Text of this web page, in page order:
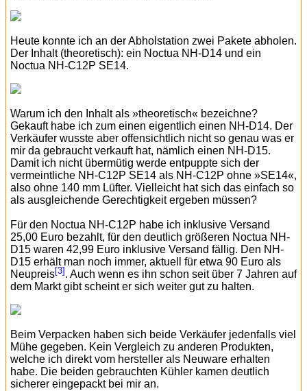
Heute konnte ich an der Abholstation zwei Pakete abholen.
Der Inhalt (theoretisch): ein Noctua NH-D14 und ein
Noctua NH-C12P SE14.
Warum ich den Inhalt als »theoretisch« bezeichne?
Gekauft habe ich zum einen eigentlich einen NH-D14. Der
Verkäufer wusste aber offensichtlich nicht so genau was er
mir da gebraucht verkauft hat, nämlich einen NH-D15.
Damit ich nicht übermütig werde entpuppte sich der
vermeintliche NH-C12P SE14 als NH-C12P ohne »SE14«,
also ohne 140 mm Lüfter. Vielleicht hat sich das einfach so
als ausgleichende Gerechtigkeit ergeben müssen?
Für den Noctua NH-C12P habe ich inklusive Versand
25,00 Euro bezahlt, für den deutlich größeren Noctua NH-
D15 waren 42,99 Euro inklusive Versand fällig. Den NH-
D15 erhält man noch immer, aktuell für etwa 90 Euro als
Neupreis[3] . Auch wenn es ihn schon seit über 7 Jahren auf
dem Markt gibt scheint er sich weiter gut zu halten.
Beim Verpacken haben sich beide Verkäufer jedenfalls viel
Mühe gegeben. Kein Vergleich zu anderen Produkten,
welche ich direkt vom hersteller als Neuware erhalten
habe. Die beiden gebrauchten Kühler kamen deutlich
sicherer eingepackt bei mir an.